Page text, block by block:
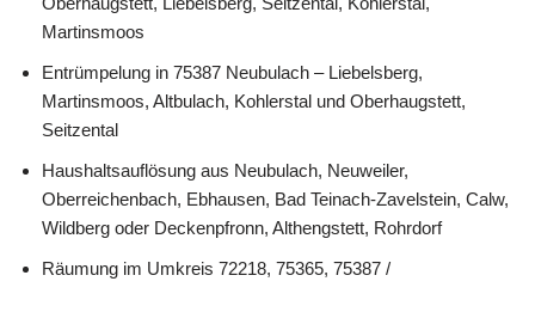
Martinsmoos
Entrümpelung in 75387 Neubulach – Liebelsberg,
Martinsmoos, Altbulach, Kohlerstal und Oberhaugstett,
Seitzental
Haushaltsauflösung aus Neubulach, Neuweiler,
Oberreichenbach, Ebhausen, Bad Teinach-Zavelstein, Calw,
Wildberg oder Deckenpfronn, Althengstett, Rohrdorf
Räumung im Umkreis 72218, 75365, 75387 /